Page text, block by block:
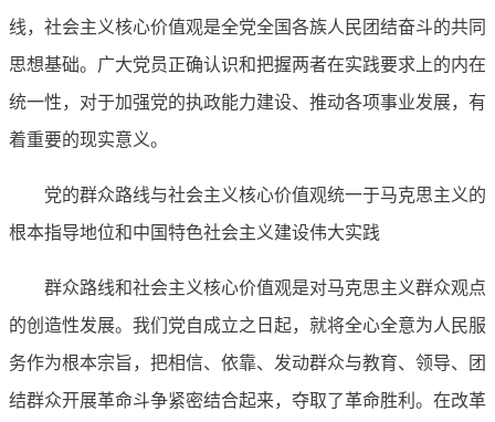
线，社会主义核心价值观是全党全国各族人民团结奋斗的共同
思想基础。广大党员正确认识和把握两者在实践要求上的内在
统一性，对于加强党的执政能力建设、推动各项事业发展，有
着重要的现实意义。
党的群众路线与社会主义核心价值观统一于马克思主义的
根本指导地位和中国特色社会主义建设伟大实践
群众路线和社会主义核心价值观是对马克思主义群众观点
的创造性发展。我们党自成立之日起，就将全心全意为人民服
务作为根本宗旨，把相信、依靠、发动群众与教育、领导、团
结群众开展革命斗争紧密结合起来，夺取了革命胜利。在改革